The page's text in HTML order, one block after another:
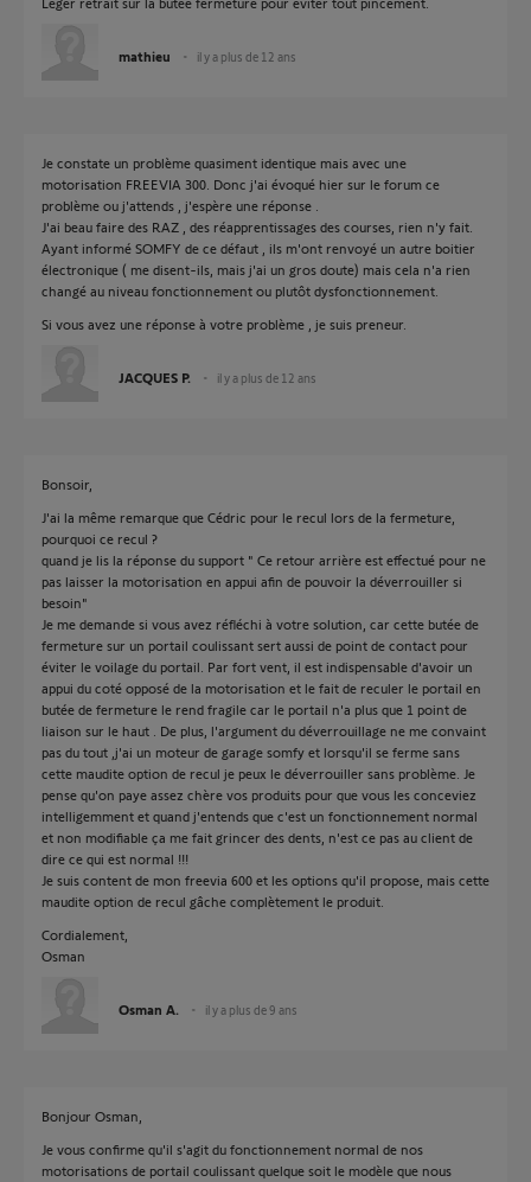
mathieu il y a plus de 12 ans
Je constate un problème quasiment identique mais avec une
motorisation FREEVIA 300. Donc j'ai évoqué hier sur le forum ce
problème ou j'attends , j'espère une réponse .
J'ai beau faire des RAZ , des réapprentissages des courses, rien n'y fait.
Ayant informé SOMFY de ce défaut , ils m'ont renvoyé un autre boitier
électronique ( me disent-ils, mais j'ai un gros doute) mais cela n'a rien
changé au niveau fonctionnement ou plutôt dysfonctionnement.
Si vous avez une réponse à votre problème , je suis preneur.
JACQUES P. il y a plus de 12 ans
Bonsoir,
J'ai la même remarque que Cédric pour le recul lors de la fermeture,
pourquoi ce recul ?
quand je lis la réponse du support " Ce retour arrière est effectué pour ne
pas laisser la motorisation en appui afin de pouvoir la déverrouiller si
besoin"
Je me demande si vous avez réfléchi à votre solution, car cette butée de
fermeture sur un portail coulissant sert aussi de point de contact pour
éviter le voilage du portail. Par fort vent, il est indispensable d'avoir un
appui du coté opposé de la motorisation et le fait de reculer le portail en
butée de fermeture le rend fragile car le portail n'a plus que 1 point de
liaison sur le haut . De plus, l'argument du déverrouillage ne me convaint
pas du tout ,j'ai un moteur de garage somfy et lorsqu'il se ferme sans
cette maudite option de recul je peux le déverrouiller sans problème. Je
pense qu'on paye assez chère vos produits pour que vous les conceviez
intelligemment et quand j'entends que c'est un fonctionnement normal
et non modifiable ça me fait grincer des dents, n'est ce pas au client de
dire ce qui est normal !!!
Je suis content de mon freevia 600 et les options qu'il propose, mais cette
maudite option de recul gâche complètement le produit.
Cordialement,
Osman
Osman A. il y a plus de 9 ans
Bonjour Osman,
Je vous confirme qu'il s'agit du fonctionnement normal de nos
motorisations de portail coulissant quelque soit le modèle que nous